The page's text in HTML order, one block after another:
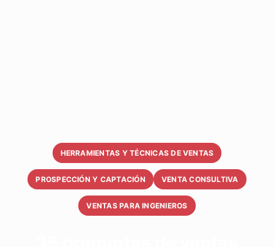
HERRAMIENTAS Y TÉCNICAS DE VENTAS
PROSPECCIÓN Y CAPTACIÓN VENTA CONSULTIVA
VENTAS PARA INGENIEROS